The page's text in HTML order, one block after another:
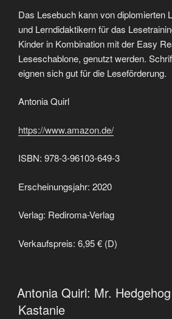
Das Lesebuch kann von diplomierten
und Lerndidaktikern für das
Kinder in Kombination mit der Easy
Leseschablone, genutzt werden.
eignen sich gut für die Leseförderung.
Antonia Quirl
https://www.amazon.de/
ISBN: 978-3-96103-649-3
Erscheinungsjahr: 2020
Verlag: Rediroma-Verlag
Verkaufspreis: 6,95 € (D)
VERÖFFENTLICHT
AM
Antonia Quirl: Mr.
Kastanie